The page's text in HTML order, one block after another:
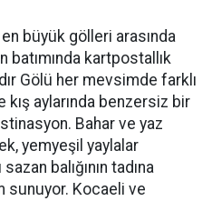
büyük gölleri arasında
batımında kartpostallık
Gölü her mevsimde farklı
aylarında benzersiz bir
Bahar ve yaz
yemyeşil yaylalar
balığının tadına
sunuyor. Kocaeli ve